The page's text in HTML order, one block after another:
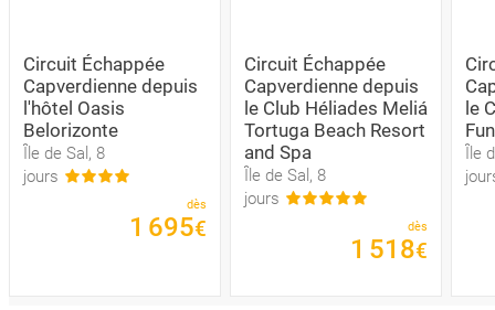
Circuit Échappée
Capverdienne depuis
l'hôtel Oasis
Belorizonte
Île de Sal, 8
jours
dès
1 695€
Circuit Échappée
Capverdienne depuis
le Club Héliades Meliá
Tortuga Beach Resort
and Spa
Île de Sal, 8
jours
dès
1 518€
le
Île